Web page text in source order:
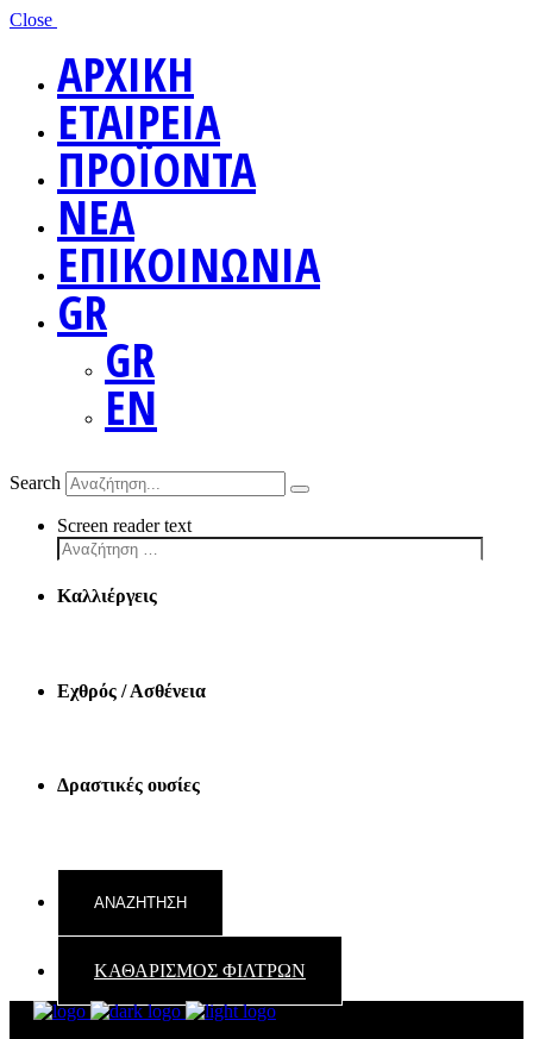
Close
ΑΡΧΙΚΗ
ΕΤΑΙΡΕΙΑ
ΠΡΟΪΟΝΤΑ
ΝΕΑ
ΕΠΙΚΟΙΝΩΝΙΑ
GR
GR
EN
Search
Screen reader text
Καλλιέργεις
Εχθρός / Ασθένεια
Δραστικές ουσίες
ΚΑΘΑΡΙΣΜΟΣ ΦΙΛΤΡΩΝ